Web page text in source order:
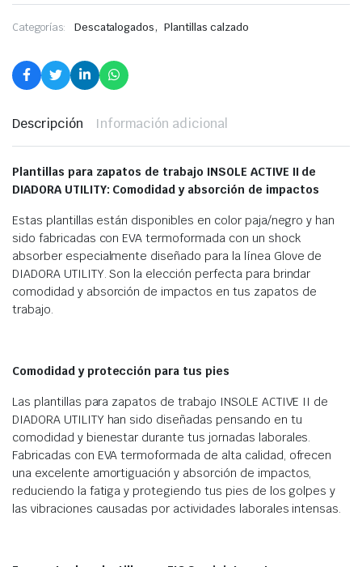
Categorías: Descatalogados, Plantillas calzado
Descripción Información adicional
Plantillas para zapatos de trabajo INSOLE ACTIVE II de
DIADORA UTILITY: Comodidad y absorción de impactos
Estas plantillas están disponibles en color paja/negro y han
sido fabricadas con EVA termoformada con un shock
absorber especialmente diseñado para la línea Glove de
DIADORA UTILITY. Son la elección perfecta para brindar
comodidad y absorción de impactos en tus zapatos de
trabajo.
Comodidad y protección para tus pies
Las plantillas para zapatos de trabajo INSOLE ACTIVE II de
DIADORA UTILITY han sido diseñadas pensando en tu
comodidad y bienestar durante tus jornadas laborales.
Fabricadas con EVA termoformada de alta calidad, ofrecen
una excelente amortiguación y absorción de impactos,
reduciendo la fatiga y protegiendo tus pies de los golpes y
las vibraciones causadas por actividades laborales intensas.